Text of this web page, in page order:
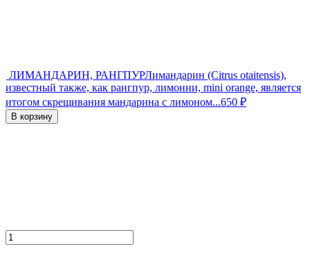
ЛИМАНДАРИН, РАНГПУРЛимандарин (Citrus otaitensis),
известный также, как рангпур, лимонни, mini orange, является
итогом скрещивания мандарина с лимоном...650 ₽
В корзину